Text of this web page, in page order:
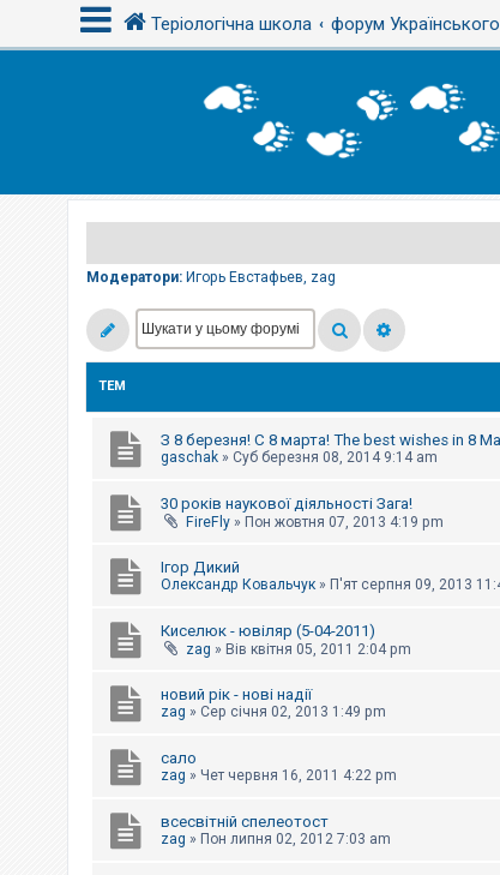
Теріологічна школа форум
Модератори: Игорь Евстафьев, zag
ТЕМ
З 8 березня! С 8 марта! The best wishes in 8
gaschak » Суб березня 08, 2014 9:14 am
30 років наукової діяльності Зага!
FireFly » Пон жовтня 07, 2013 4:19 pm
Ігор Дикий
Олександр Ковальчук » П'ят серпня 09, 2013
Киселюк - ювіляр (5-04-2011)
zag » Вів квітня 05, 2011 2:04 pm
новий рік - нові надії
zag » Сер січня 02, 2013 1:49 pm
сало
zag » Чет червня 16, 2011 4:22 pm
всесвітній спелеотост
zag » Пон липня 02, 2012 7:03 am